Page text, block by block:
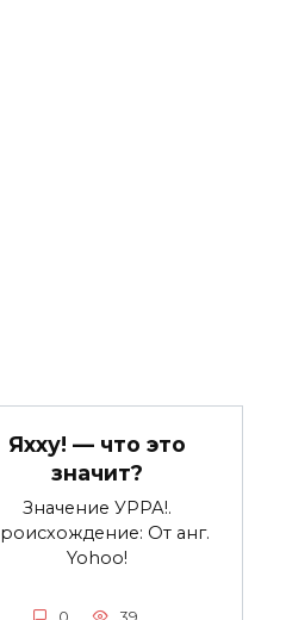
Яхху! — что это
значит?
Значение УРРА!.
От анг.
Yohoo!